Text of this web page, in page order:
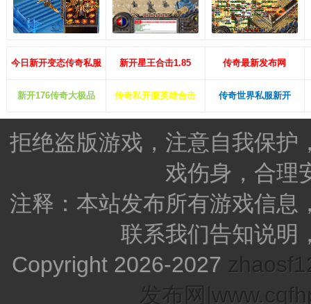
今日新开变态传奇私服 新开星王合击1.85 传奇最新发布网
新开176传奇大极品 传奇私开服英雄合击 传奇世界私服新开
拒绝盗版游戏，注意自我保护
戏伤身，合理
注释：本站发布所有游戏信息
联系我们告知说明
Copyright 2026-2027
发布网